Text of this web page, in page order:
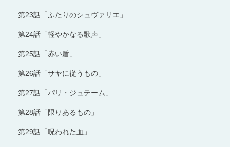
第23話「ふたりのシュヴァリエ」
第24話「軽やかなる歌声」
第25話「赤い盾」
第26話「サヤに従うもの」
第27話「パリ・ジュテーム」
第28話「限りあるもの」
第29話「呪われた血」